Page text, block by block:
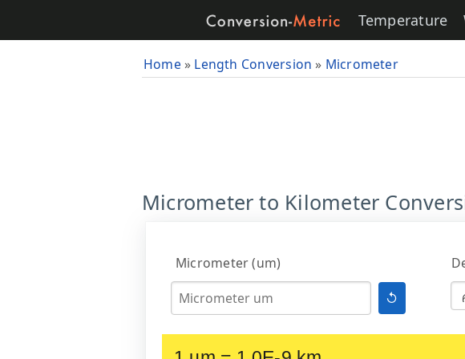
Temperature
Home » Length Conversion » Micrometer
Micrometer to Kilometer
Micrometer (um)
↺